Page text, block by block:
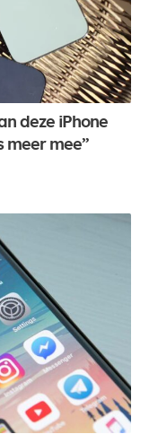
deze iPhone
meer mee”